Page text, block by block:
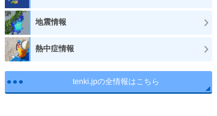
地震情報
熱中症情報
tenki.jpの全情報はこちら